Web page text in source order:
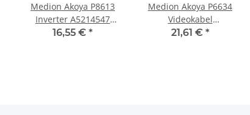
Medion Akoya P8613
Inverter A5214547
#3743
16,55 € *
Medion Akoya P6634
Videokabel
Displaykabel 1422-
21,61 € *